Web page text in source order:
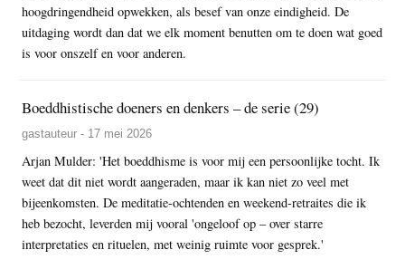
hoogdringendheid opwekken, als besef van onze eindigheid. De
uitdaging wordt dan dat we elk moment benutten om te doen wat goed
is voor onszelf en voor anderen.
Boeddhistische doeners en denkers – de serie (29)
gastauteur - 17 mei 2026
Arjan Mulder: 'Het boeddhisme is voor mij een persoonlijke tocht. Ik
weet dat dit niet wordt aangeraden, maar ik kan niet zo veel met
bijeenkomsten. De meditatie-ochtenden en weekend-retraites die ik
heb bezocht, leverden mij vooral 'ongeloof op – over starre
interpretaties en rituelen, met weinig ruimte voor gesprek.'